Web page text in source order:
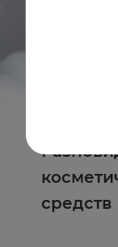
средств